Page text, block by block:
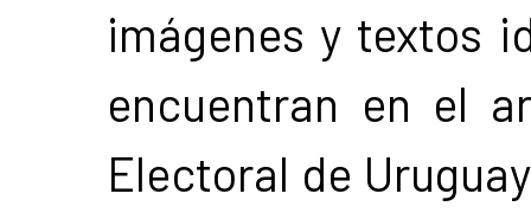
imágenes y textos
encuentran en el
Electoral de